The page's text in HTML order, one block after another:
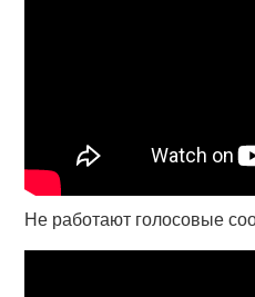
Не работают голосовые